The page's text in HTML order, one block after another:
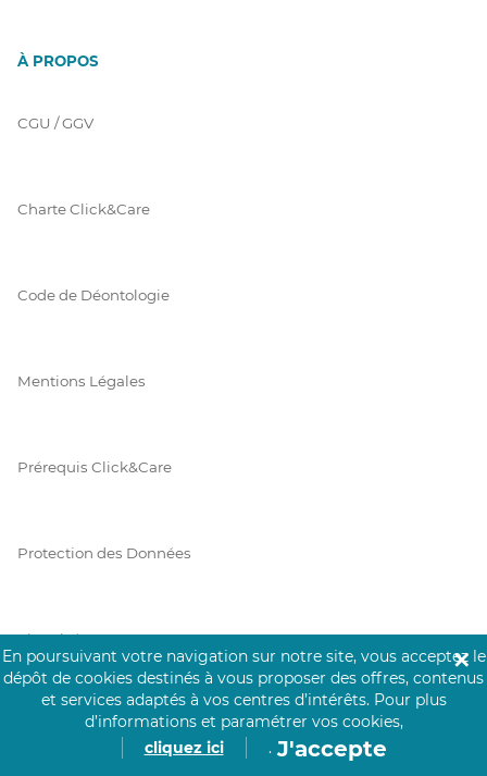
À PROPOS
CGU / GGV
Charte Click&Care
Code de Déontologie
Mentions Légales
Prérequis Click&Care
Protection des Données
Vie Privée
PAIEMENT SÉCURISÉ
En poursuivant votre navigation sur notre site, vous acceptez le
dépôt de cookies destinés à vous proposer des offres, contenus
et services adaptés à vos centres d’intérêts. Pour plus
d’informations et paramétrer vos cookies,
cliquez ici
. J'accepte
✕